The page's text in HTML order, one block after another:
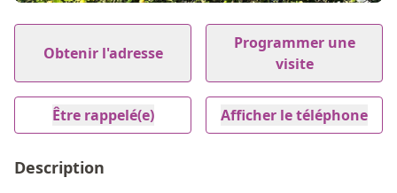
1
12
Obtenir l'adresse
Programmer une
visite
Être rappelé(e) Afficher le téléphone
Description